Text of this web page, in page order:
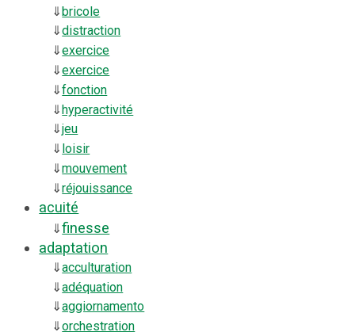
⇓bricole
⇓distraction
⇓exercice
⇓exercice
⇓fonction
⇓hyperactivité
⇓jeu
⇓ loisir
⇓mouvement
⇓réjouissance
acuité
⇓finesse
adaptation
⇓acculturation
⇓adéquation
⇓aggiornamento
⇓orchestration